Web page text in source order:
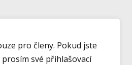
pro členy. Pokud jste
své přihlašovací